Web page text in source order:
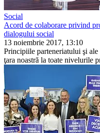
Social
Acord de colaborare privind
dialogului social
13 noiembrie 2017, 13:10
Principiile parteneriatului şi
ţara noastră la toate nivelurile